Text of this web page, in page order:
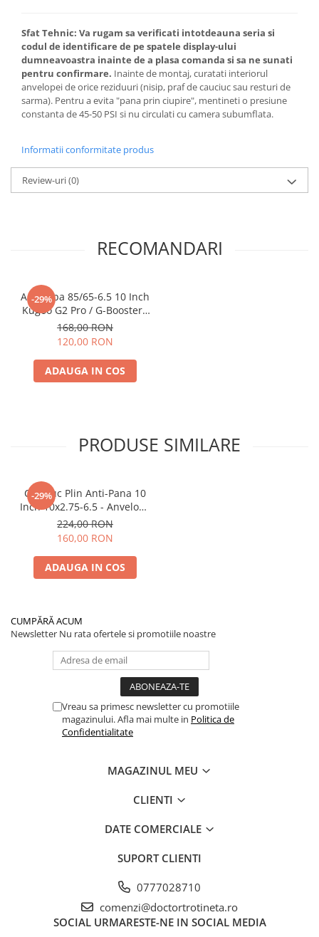
Sfat Tehnic: Va rugam sa verificati intotdeauna seria si
codul de identificare de pe spatele display-ului
dumneavoastra inainte de a plasa comanda si sa ne sunati
pentru confirmare. Inainte de montaj, curatati interiorul
anvelopei de orice reziduuri (nisip, praf de cauciuc sau resturi de
sarma). Pentru a evita "pana prin ciupire", mentineti o presiune
constanta de 45-50 PSI si nu circulati cu camera subumflata.
Informatii conformitate produs
Review-uri(0)
RECOMANDARI
-29%
Anvelopa 85/65-6.5 10 Inch
Kugoo G2 Pro / G-Booster /
S12
168,00 RON
120,00 RON
ADAUGA IN COS
PRODUSE SIMILARE
-29%
Cauciuc Plin Anti-Pana 10
Inch 10x2.75-6.5 - Anvelopa
Off-Road Trotineta Electrica
224,00 RON
160,00 RON
ADAUGA IN COS
CUMPĂRĂ ACUM
Newsletter Nu rata ofertele si promotiile noastre
Vreau sa primesc newsletter cu promotiile
magazinului. Afla mai multe in Politica de
Confidentialitate
MAGAZINUL MEU
CLIENTI
DATE COMERCIALE
SUPORT CLIENTI
0777028710
comenzi@doctortrotineta.ro
SOCIAL URMARESTE-NE IN SOCIAL MEDIA